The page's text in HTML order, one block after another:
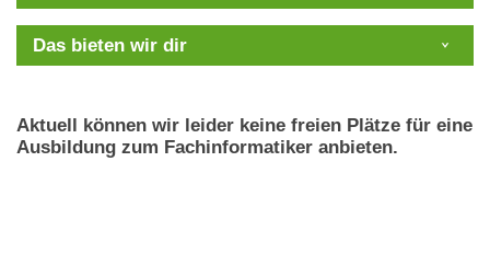
Das bieten wir dir
Aktuell können wir leider keine freien Plätze für eine
Ausbildung zum Fachinformatiker anbieten.